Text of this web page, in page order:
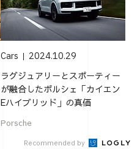
Cars 2024.10.29
ラグジュアリーとスポーティー
が融合したポルシェ「カイエン
Eハイブリッド」の真価
Porsche
Recommended by